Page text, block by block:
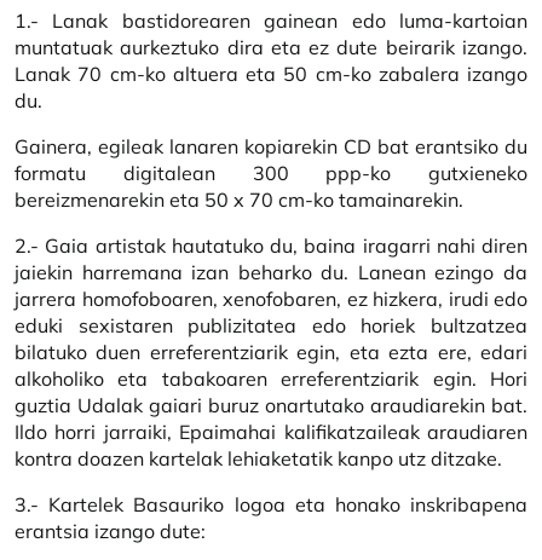
1.- Lanak bastidorearen gainean edo luma-kartoian
muntatuak aurkeztuko dira eta ez dute beirarik izango.
Lanak 70 cm-ko altuera eta 50 cm-ko zabalera izango
du.
Gainera, egileak lanaren kopiarekin CD bat erantsiko du
formatu digitalean 300 ppp-ko gutxieneko
bereizmenarekin eta 50 x 70 cm-ko tamainarekin.
2.- Gaia artistak hautatuko du, baina iragarri nahi diren
jaiekin harremana izan beharko du. Lanean ezingo da
jarrera homofoboaren, xenofobaren, ez hizkera, irudi edo
eduki sexistaren publizitatea edo horiek bultzatzea
bilatuko duen erreferentziarik egin, eta ezta ere, edari
alkoholiko eta tabakoaren erreferentziarik egin. Hori
guztia Udalak gaiari buruz onartutako araudiarekin bat.
Ildo horri jarraiki, Epaimahai kalifikatzaileak araudiaren
kontra doazen kartelak lehiaketatik kanpo utz ditzake.
3.- Kartelek Basauriko logoa eta honako inskribapena
erantsia izango dute: